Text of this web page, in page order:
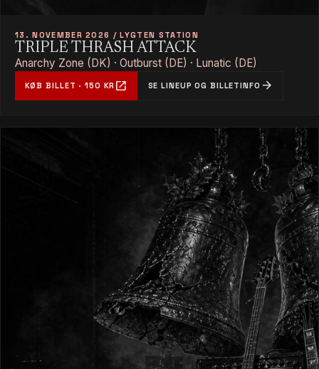
13. NOVEMBER 2026 / LYGTEN STATION
TRIPLE THRASH ATTACK
Anarchy Zone (DK) · Outburst (DE) · Lunatic (DE)
KØB BILLET · 150 KR open_in_new SE LINEUP OG BILLETINFO arrow_forward